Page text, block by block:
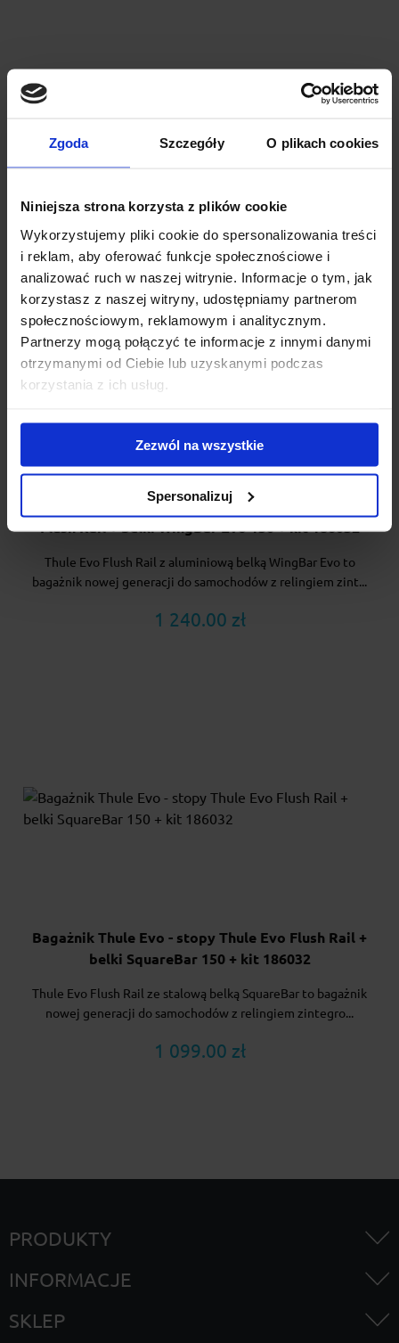
Zgoda Szczegóły O plikach cookies
Niniejsza strona korzysta z plików cookie
Wykorzystujemy pliki cookie do spersonalizowania treści
i reklam, aby oferować funkcje społecznościowe i
analizować ruch w naszej witrynie. Informacje o tym, jak
korzystasz z naszej witryny, udostępniamy partnerom
społecznościowym, reklamowym i analitycznym.
Partnerzy mogą połączyć te informacje z innymi danymi
otrzymanymi od Ciebie lub uzyskanymi podczas
korzystania z ich usług.
Zezwól na wszystkie
Spersonalizuj
Bagażnik dachowy Thule Evo - stopy Thule Evo
Flush + belki WingBar Evo Black 150 + kit 186032
bagażnik nowej generacji do samochodów z relingiem zint...
Bagażnik dachowy Thule Evo - stopy Thule Evo
Flush Rail + belki WingBar Evo 150 + kit 186032
Thule Evo Flush Rail z aluminiową belką WingBar Evo to
bagażnik nowej generacji do samochodów z relingiem zint...
1 240.00 zł
Bagażnik Thule Evo - stopy Thule Evo Flush Rail +
belki SquareBar 150 + kit 186032
Thule Evo Flush Rail ze stalową belką SquareBar to bagażnik
nowej generacji do samochodów z relingiem zintegro...
1 099.00 zł
PRODUKTY
INFORMACJE
SKLEP